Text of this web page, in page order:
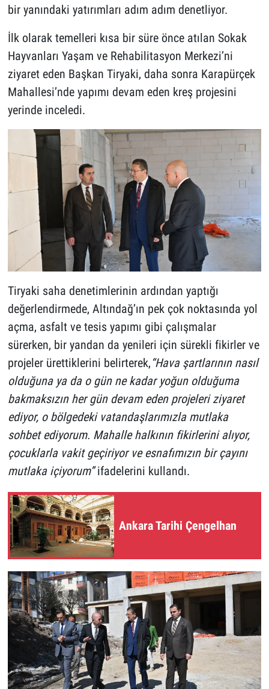
bir yanındaki yatırımları adım adım denetliyor.
İlk olarak temelleri kısa bir süre önce atılan Sokak
Hayvanları Yaşam ve Rehabilitasyon Merkezi’ni
ziyaret eden Başkan Tiryaki, daha sonra Karapürçek
Mahallesi’nde yapımı devam eden kreş projesini
yerinde inceledi.
Tiryaki saha denetimlerinin ardından yaptığı
değerlendirmede, Altındağ’ın pek çok noktasında yol
açma, asfalt ve tesis yapımı gibi çalışmalar
sürerken, bir yandan da yenileri için sürekli fikirler ve
projeler ürettiklerini belirterek,“Hava şartlarının nasıl
olduğuna ya da o gün ne kadar yoğun olduğuma
bakmaksızın her gün devam eden projeleri ziyaret
ediyor, o bölgedeki vatandaşlarımızla mutlaka
sohbet ediyorum. Mahalle halkının fikirlerini alıyor,
çocuklarla vakit geçiriyor ve esnafımızın bir çayını
mutlaka içiyorum”ifadelerini kullandı.
Ankara Tarihi Çengelhan